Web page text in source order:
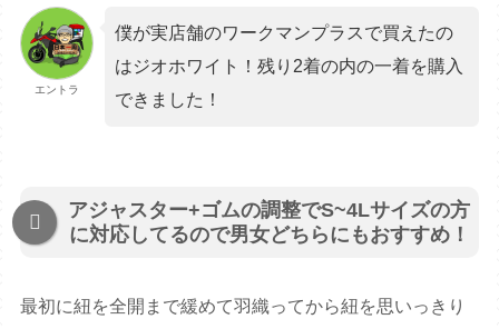
エントラ
僕が実店舗のワークマンプラスで買えたの
はジオホワイト！残り2着の内の一着を購入
できました！
アジャスター+ゴムの調整でS~4Lサイズの方
に対応してるので男女どちらにもおすすめ！
最初に紐を全開まで緩めて羽織ってから紐を思いっきり